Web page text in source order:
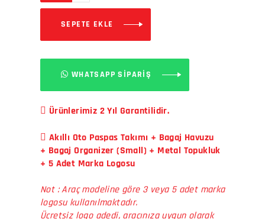
SEPETE EKLE
WHATSAPP SİPARİŞ
Ürünlerimiz 2 Yıl Garantilidir.
Akıllı Oto Paspas Takımı + Bagaj Havuzu
+ Bagaj Organizer (Small) + Metal Topukluk
+ 5 Adet Marka Logosu
Not : Araç modeline göre 3 veya 5 adet marka
logosu kullanılmaktadır.
Ücretsiz logo adedi, aracınıza uygun olarak